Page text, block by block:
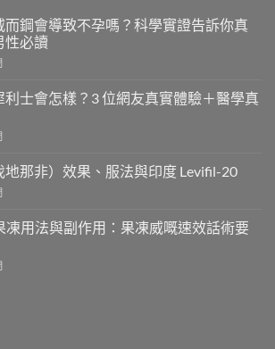
而鋼會導致不孕嗎？科學實證告訴你真
性必讀
利士會怎樣？3 位網友真實體驗＋醫學真
地那非）效果、服法與印度 Levifil-20
凍用法與副作用：果凍威嘅速效話術要